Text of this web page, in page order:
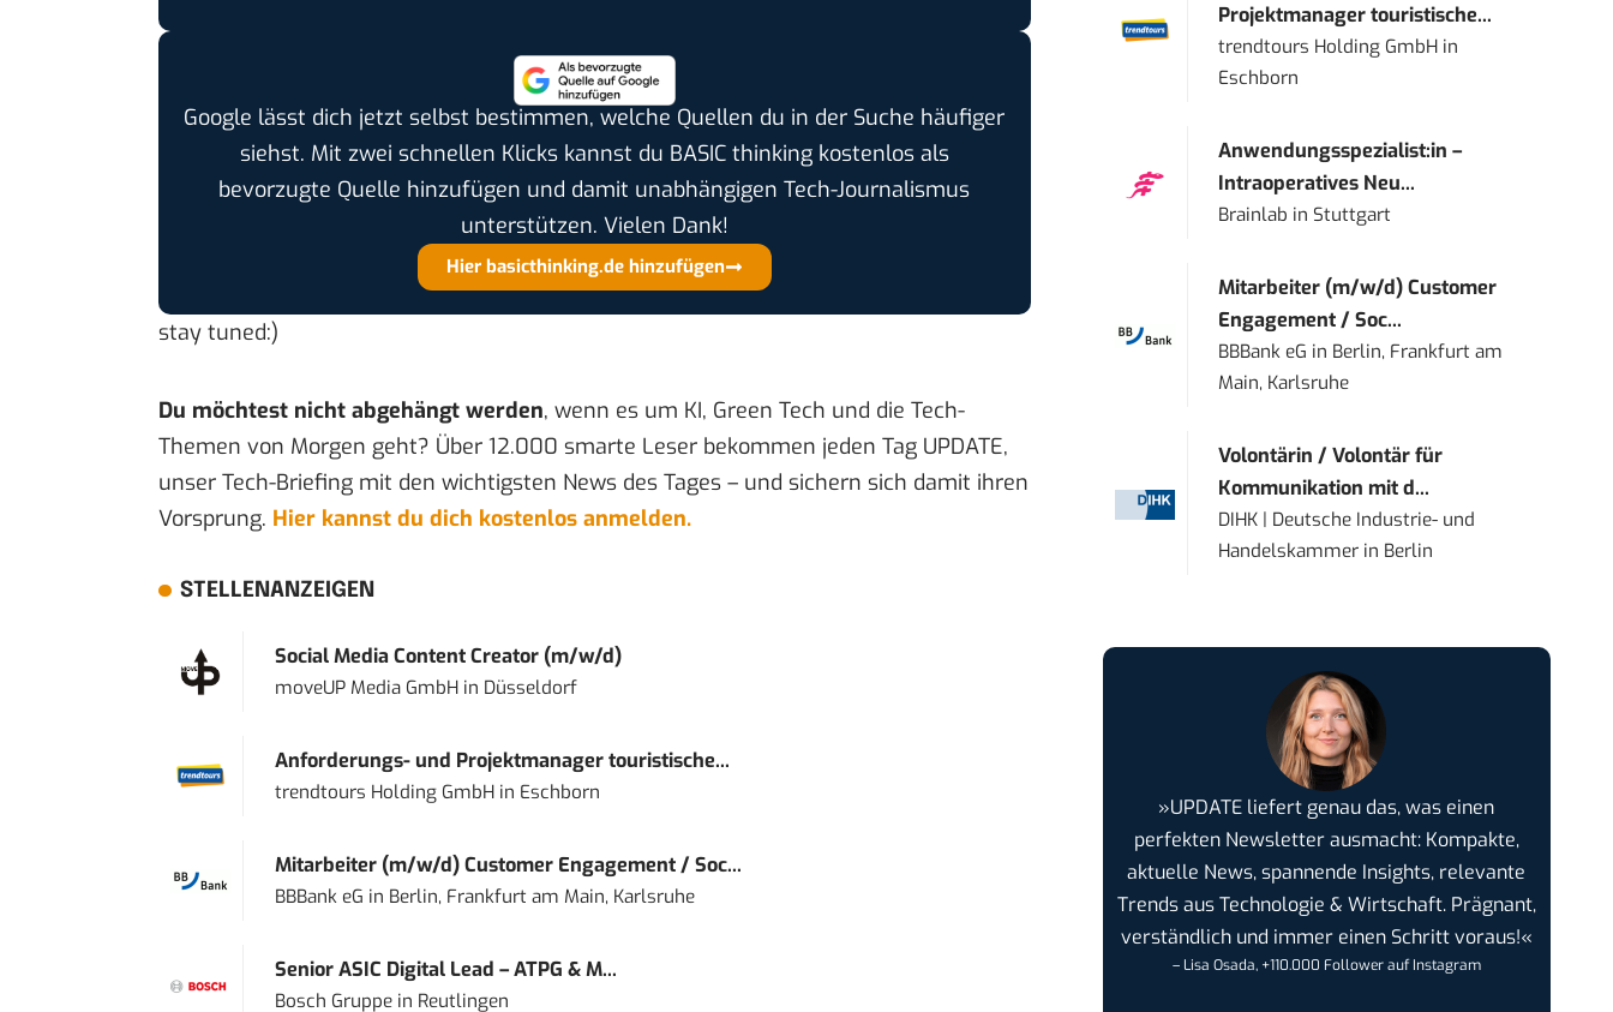
Google lässt dich jetzt selbst bestimmen, welche Quellen du in der Suche häufiger
siehst. Mit zwei schnellen Klicks kannst du BASIC thinking kostenlos als
bevorzugte Quelle hinzufügen und damit unabhängigen Tech-Journalismus
unterstützen. Vielen Dank!
Hier basicthinking.de hinzufügen
stay tuned:)
Du möchtest nicht abgehängt werden, wenn es um KI, Green Tech und die Tech-
Themen von Morgen geht? Über 12.000 smarte Leser bekommen jeden Tag UPDATE,
unser Tech-Briefing mit den wichtigsten News des Tages – und sichern sich damit ihren
Vorsprung. Hier kannst du dich kostenlos anmelden.
STELLENANZEIGEN
Social Media Content Creator (m/w/d)
moveUP Media GmbHin Düsseldorf
Anforderungs- und Projektmanager touristische...
trendtours Holding GmbHin Eschborn
Mitarbeiter (m/w/d) Customer Engagement / Soc...
BBBank eG in Berlin, Frankfurt am Main, Karlsruhe
Senior ASIC Digital Lead – ATPG & M...
Bosch Gruppein Reutlingen
Projektmanager touristische...
trendtours Holding GmbH in
Eschborn
Anwendungsspezialist:in –
Intraoperatives Neu...
Brainlab in Stuttgart
Mitarbeiter (m/w/d) Customer
Engagement / Soc...
BBBank eG in Berlin, Frankfurt am
Main, Karlsruhe
Volontärin / Volontär für
Kommunikation mit d...
DIHK | Deutsche Industrie- und
Handelskammer in Berlin
»UPDATE liefert genau das, was einen
perfekten Newsletter ausmacht: Kompakte,
aktuelle News, spannende Insights, relevante
Trends aus Technologie & Wirtschaft. Prägnant,
verständlich und immer einen Schritt voraus!«
– Lisa Osada, +110.000 Follower auf Instagram